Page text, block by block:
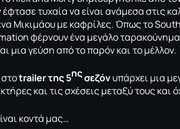
έφτασε τυχαία να είναι ανάμεσα στις
Μικιμάου με καφρίλες. Όπως το
φέρνουν ένα μεγάλο ταρακούνημα
μια γεύση από το παρόν και το μέλλον.
trailer της 5ηςσεζόνυπάρχει μια
και τις σχέσεις μεταξύ τους και
κοντά μας…